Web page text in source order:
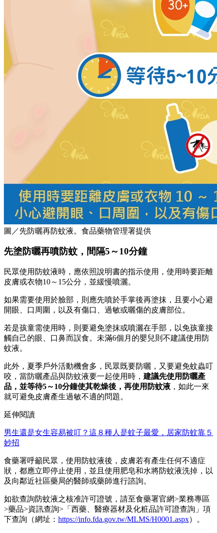
圖／先防曬再防蚊液。食品藥物管理署提供
先塗防曬再噴防蚊，間隔5～10分鐘
民眾使用防蚊液時，應依照說明書的指示使用，使用時要距離
皮膚或衣物10～15公分，並緩慢噴灑。
如果需要使用於臉部，則應先噴於手掌後再塗抹，且要小心避
開眼、口周圍，以及有傷口、過敏或曬傷的皮膚部位。
若是孩童需使用時，則要避免塗抹或噴灑在手部，以免孩童接
觸自己的眼、口鼻而誤食。未滿6個月的嬰兒則不建議使用防
蚊液。
此外，夏季戶外活動機會多，民眾既要防曬，又要避免蚊蟲叮
咬，當防曬產品與防蚊液要一起使用時， 建議先使用防曬產
品，並等待5～10分鐘使其乾燥後，再使用防蚊液 ，如此一來
就可避免皮膚產生過敏不適的問題。
延伸閱讀
男生還是女生容易被叮？這８種人是蚊子最愛，居家防蚊靠５
妙招
食藥署呼籲民眾，使用防蚊液後，皮膚若有產生任何不適症
狀，都應立即停止使用，並且使用肥皂和水將防蚊液洗掉，以
及向鄰近社區藥局的醫師或藥師進行諮詢。
如欲查詢防蚊液之核准許可證號，請至食藥署官網>業務專區
>藥品>資訊查詢>「西藥、醫療器材及化粧品許可證查詢」項
下查詢（網址： https://info.fda.gov.tw/MLMS/H0001.aspx）。